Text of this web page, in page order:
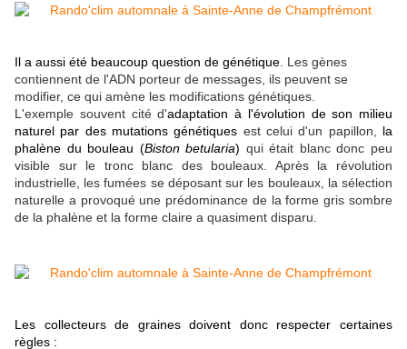
Il a aussi été beaucoup question de génétique . Les gènes
contiennent de l'ADN porteur de messages, ils peuvent se
modifier, ce qui amène les modifications génétiques.
L'exemple souvent cité d'adaptation à l'évolution de son milieu
naturel par des mutations génétiques est celui d'un papillon, la
phalène du bouleau (Biston betularia) qui était blanc donc peu
visible sur le tronc blanc des bouleaux. Après la révolution
industrielle, les fumées se déposant sur les bouleaux, la sélection
naturelle a provoqué une prédominance de la forme gris sombre
de la phalène et la forme claire a quasiment disparu.
Les collecteurs de graines doivent donc respecter certaines
règles :